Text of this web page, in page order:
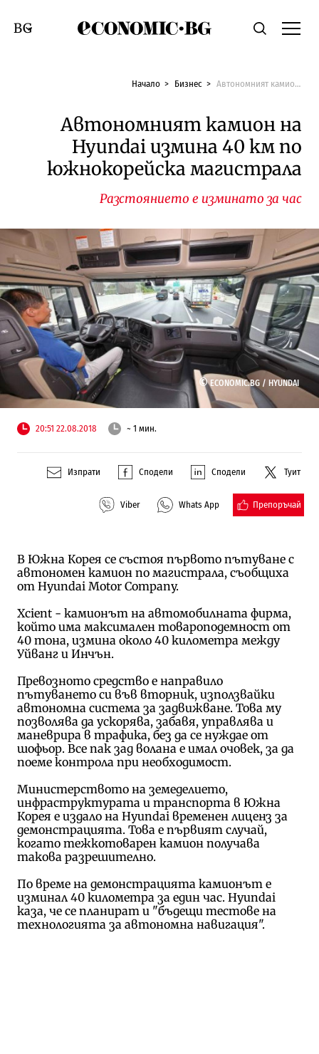
Economic.bgТърсене
Смяна на език
Начало Бизнес Автономният камион на Hyundai измина 40 км по южнокорейска магистрала
Автономният камион на
Hyundai измина 40 км по
южнокорейска магистрала
Разстоянието е изминато за час
©ECONOMIC.BG / HYUNDAI
20:51 22.08.2018 ~ 1 мин.
Изпрати Сподели Сподели Туит
Viber Whats App Препоръчай
В Южна Корея се състоя първото пътуване с
автономен камион по магистрала, съобщиха
от Hyundai Motor Company.
Xcient - камионът на автомобилната фирма,
който има максимален товароподемност от
40 тона, измина около 40 километра между
Уйванг и Инчън.
Превозното средство е направило
пътуването си във вторник, използвайки
автономна система за задвижване. Това му
позволява да ускорява, забавя, управлява и
маневрира в трафика, без да се нуждае от
шофьор. Все пак зад волана е имал очовек, за да
поеме контрола при необходимост.
Министерството на земеделието,
инфраструктурата и транспорта в Южна
Корея е издало на Hyundai временен лиценз за
демонстрацията. Това е първият случай,
когато тежкотоварен камион получава
такова разрешително.
По време на демонстрацията камионът е
изминал 40 километра за един час. Hyundai
каза, че се планират и "бъдещи тестове на
технологията за автономна навигация".